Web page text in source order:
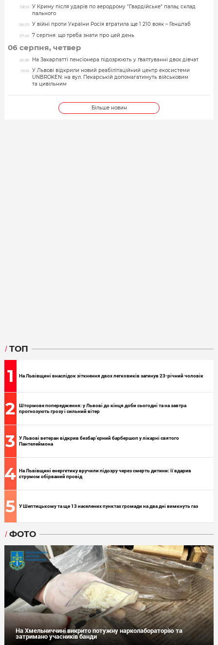
08:16
У Криму після ударів по аеродрому "Гвардійське" палає склад
пального
08:03 У війні проти України Росія втратила ще 1 210 вояк – Генштаб
07:45 7 серпня: що треба знати про цей день
06 серпня, четвер
20:38 На Закарпатті пенсіонера підозрюють у ґвалтуванні двох дівчат
19:52
У Львові відкрили новий реабілітаційний центр екосистеми
UNBROKEN: на вул. Пекарській допомагатимуть військовим
та цивільним
Більше новин
ТОП
1 На Львівщині внаслідок зіткнення двох легковиків загинув 23-річний чоловік
2
Штормове попередження: у Львові до кінця доби сьогодні та на завтра
прогнозують грозу і сильний вітер
3
У Львові ветеран відкрив безбар’єрний барбершоп у лікарні святого
Пантелеймона
4 На Львівщині енергетику вручили підозру через смерть дитини: її вдарив
струмом обірваний провід
5 У Шептицькому та ще 13 населених пунктах громади на два дні вимкнуть газ
ФОТО
На Хмельниччині викрито потужну нарколабораторію та
затримано учасників банди